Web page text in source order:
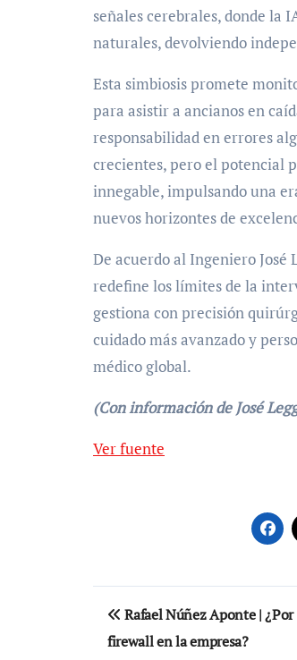
señales cerebrales, donde
naturales, devolviendo
Esta simbiosis promete
para asistir a ancianos en
responsabilidad en errores
crecientes, pero el potencial
innegable, impulsando una
nuevos horizontes de
De acuerdo al Ingeniero
redefine los límites de la
gestiona con precisión
cuidado más avanzado y
médico global.
(Con información de José
Navegación
Ver fuente
Navegación
de
Rafael Núñez Aponte |
firewall en la empresa?